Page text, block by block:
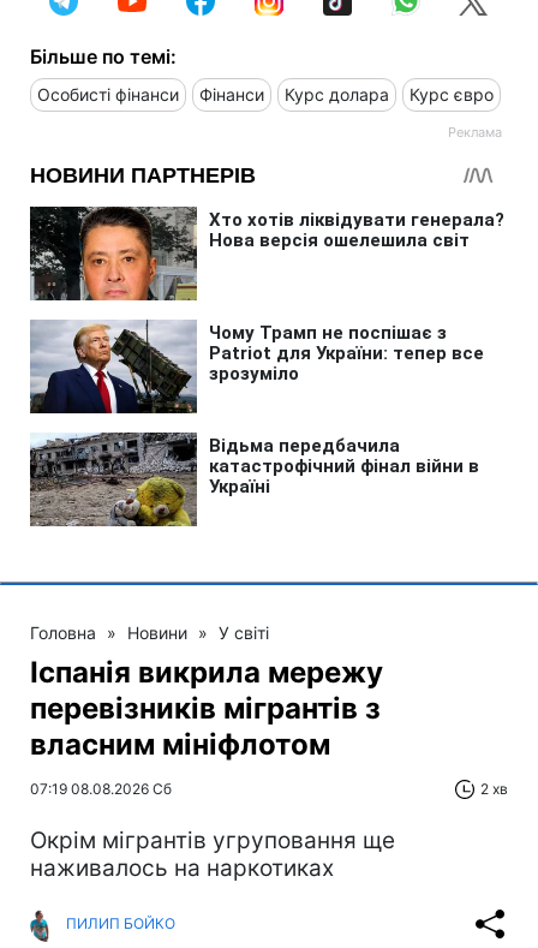
Більше по темі:
Особисті фінанси Фінанси Курс долара Курс євро
Головна » Новини » У світі
Іспанія викрила мережу
перевізників мігрантів з
власним мініфлотом
07:19 08.08.2026 Сб 2 хв
Окрім мігрантів угруповання ще
наживалось на наркотиках
ПИЛИП БОЙКО